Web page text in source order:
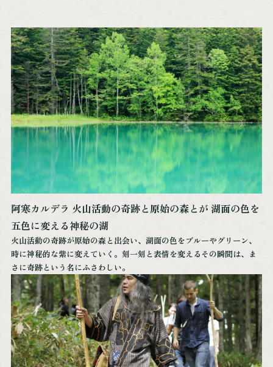
阿寒カルデラ 火山活動の奇跡と原始の森とが 湖面の色を
五色に変える神秘の湖
火山活動の奇跡が原始の森と出会い、湖面の色をブルーやグリーン、
時に神秘的な紫に変えていく。刻一刻と表情を変えるその瞬間は、ま
さに奇跡という名にふさわしい。